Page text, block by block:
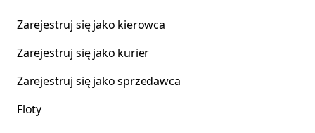
Zarejestruj się jako kierowca
Zarejestruj się jako kurier
Zarejestruj się jako sprzedawca
Floty